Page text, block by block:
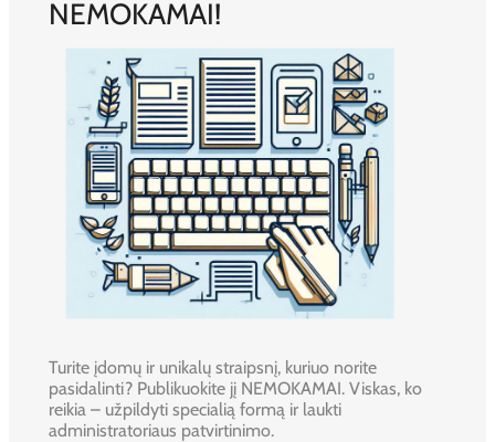
NEMOKAMAI!
Turite įdomų ir unikalų straipsnį, kuriuo norite
pasidalinti? Publikuokite jį NEMOKAMAI. Viskas, ko
reikia – užpildyti specialią formą ir laukti
administratoriaus patvirtinimo.